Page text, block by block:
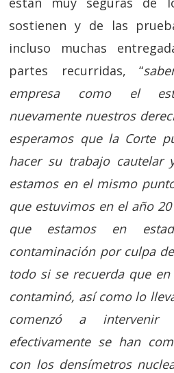
sostienen y de las
incluso muchas
partes recurridas, “
empresa como el
nuevamente nuestros
esperamos que la Corte
hacer su trabajo cautelar
estamos en el mismo
que estuvimos en el año
que estamos en
contaminación por culpa
todo si se recuerda que
contaminó, así como lo
comenzó a intervenir
efectivamente se han
con los densímetros